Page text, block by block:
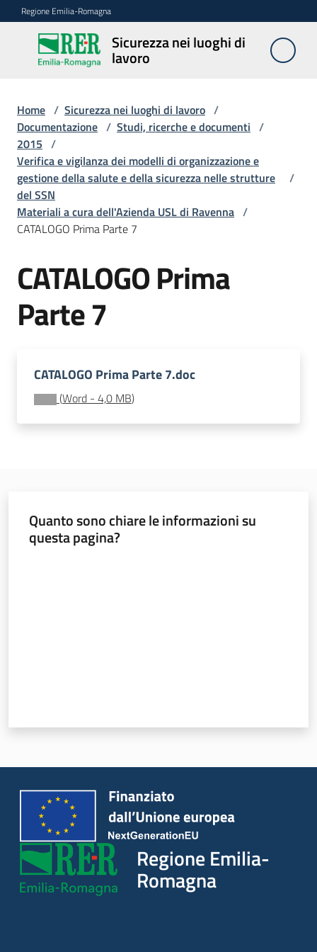
Vai al contenuto
Vai alla navigazione
Vai al footer
Regione Emilia-Romagna
Sicurezza nei luoghi di
lavoro
Sicurezza
nei
lavoro
Notizie
Sicurezza
nelle
costruzioni
Coordinamento
prevenzione
e
Regione
Novità
Servizi
Leggi Atti Bandi
Home / Sicurezza nei luoghi di lavoro /
Documentazione / Studi, ricerche e documenti /
2015 /
Verifica e vigilanza dei modelli di organizzazione e
gestione della salute e della sicurezza nelle strutture
del SSN
/
Materiali a cura dell'Azienda USL di Ravenna /
CATALOGO Prima Parte 7
CATALOGO Prima
Parte 7
CATALOGO Prima Parte 7.doc
(Word - 4,0 MB)
Quanto sono chiare le informazioni su
questa pagina?
Regione Emilia-
Romagna